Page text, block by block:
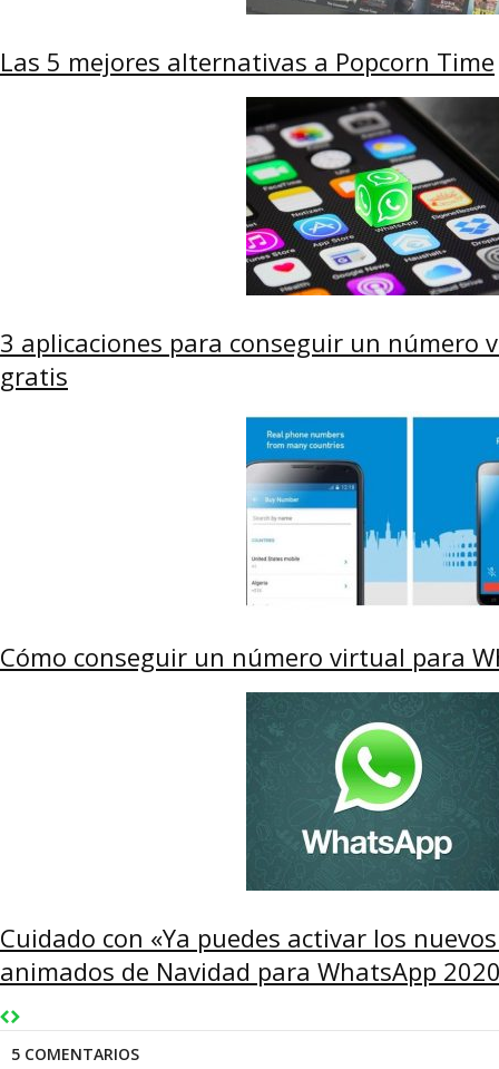
Las 5 mejores alternativas a Popcorn Time
3 aplicaciones para conseguir un número
gratis
Cómo conseguir un número virtual para
Cuidado con «Ya puedes activar los
animados de Navidad para WhatsApp
5 COMENTARIOS